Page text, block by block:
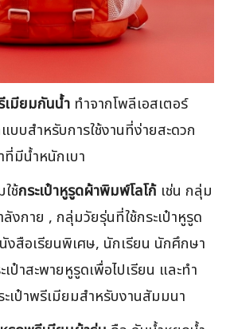
เมียมกันน้ำ ทำจากโพลีเอสเตอร์
บสำหรับการใช้งานที่ง่ายสะดวก
ที่มีน้ำหนักเบา
ช้กระเป๋าหูรูดผ้าพิมพ์โลโก้ เช่น กลุ่ม
งกาย , กลุ่มวัยรุ่นที่ใช้กระเป๋าหูรูด
งสือเรียนพิเศษ, นักเรียน นักศึกษา
ป๋าสะพายหูรูดเพื่อไปเรียน และทำ
เป๋าพรีเมียมสำหรับงานสัมมนา